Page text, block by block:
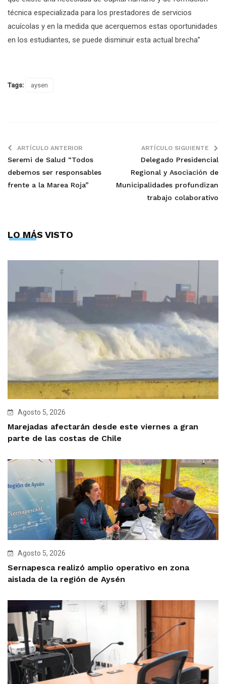
técnica especializada para los prestadores de servicios
acuícolas y en la medida que acerquemos estas oportunidades
en los estudiantes, se puede disminuir esta actual brecha”
Tags: aysen
ARTÍCULO ANTERIOR
Seremi de Salud “Todos
debemos ser responsables
frente a la Marea Roja”
ARTÍCULO SIGUIENTE
Delegado Presidencial
Regional y Asociación de
Municipalidades profundizan
trabajo colaborativo
LO MÁS VISTO
Agosto 5, 2026
Marejadas afectarán desde este viernes a gran
parte de las costas de Chile
Agosto 5, 2026
Sernapesca realizó amplio operativo en zona
aislada de la región de Aysén